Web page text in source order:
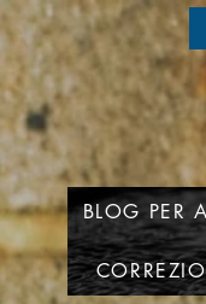
BLOG PER